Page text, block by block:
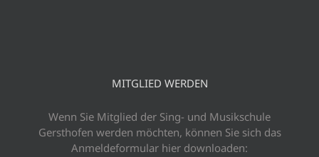
MITGLIED WERDEN
Wenn Sie Mitglied der Sing- und Musikschule
Gersthofen werden möchten, können Sie sich das
Anmeldeformular hier downloaden: